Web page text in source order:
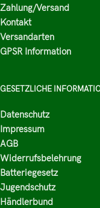
Zahlung/Versand
Kontakt
Versandarten
GPSR Information
GESETZLICHE
Datenschutz
Impressum
AGB
Widerrufsbelehrung
Batteriegesetz
Jugendschutz
Händlerbund